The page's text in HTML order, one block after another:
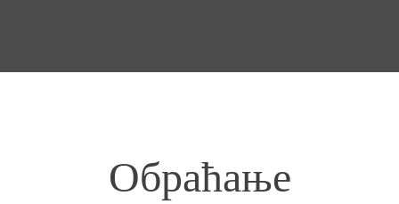
Обраћање